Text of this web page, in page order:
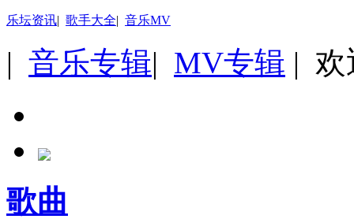
乐坛资讯| 歌手大全| 音乐MV
| 音乐专辑| MV专辑 | 欢
歌曲